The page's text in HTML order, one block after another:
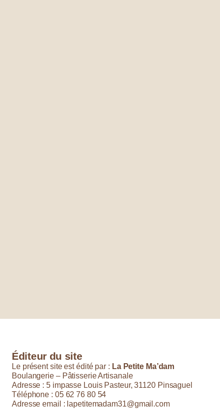
Éditeur du site
Le présent site est édité par : La Petite Ma’dam
Boulangerie – Pâtisserie Artisanale
Adresse : 5 impasse Louis Pasteur, 31120 Pinsaguel
Téléphone : 05 62 76 80 54
Adresse email : lapetitemadam31@gmail.com